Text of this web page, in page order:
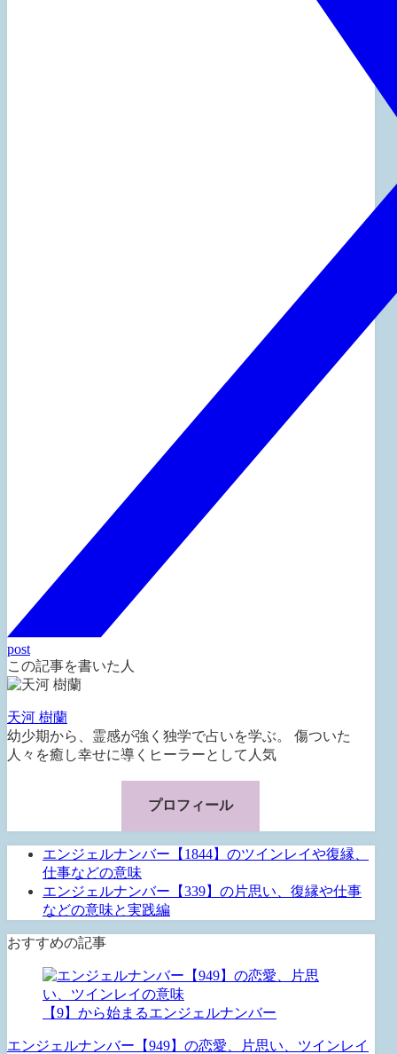
post
この記事を書いた人
天河 樹蘭
幼少期から、霊感が強く独学で占いを学ぶ。 傷ついた
人々を癒し幸せに導くヒーラーとして人気
プロフィール
エンジェルナンバー【1844】のツインレイや復縁、
仕事などの意味
エンジェルナンバー【339】の片思い、復縁や仕事
などの意味と実践編
おすすめの記事
【9】から始まるエンジェルナンバー
エンジェルナンバー【949】の恋愛、片思い、ツインレイ